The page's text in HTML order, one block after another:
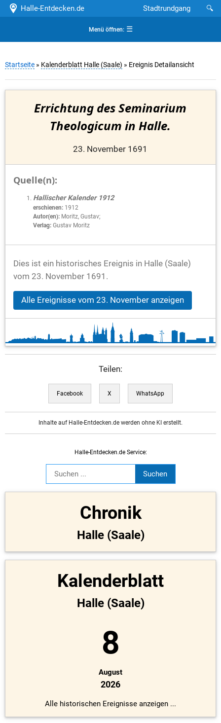
Halle-Entdecken.de 🔍
Stadtrundgang
Menü öffnen:☰
Startseite » Kalenderblatt Halle (Saale) » Ereignis Detailansicht
Errichtung des Seminarium
Theologicum in Halle.
23. November 1691
Quelle(n):
Hallischer Kalender 1912
erschienen: 1912
Autor(en): Moritz, Gustav;
Verlag: Gustav Moritz
Dies ist ein historisches Ereignis in Halle (Saale)
vom 23. November 1691.
Alle Ereignisse vom 23. November anzeigen
Teilen:
Facebook X WhatsApp
Inhalte auf Halle-Entdecken.de werden ohne KI erstellt.
Halle-Entdecken.de Service:
Chronik
Halle (Saale)
Kalenderblatt
Halle (Saale)
8
August
2026
Alle historischen Ereignisse anzeigen ...